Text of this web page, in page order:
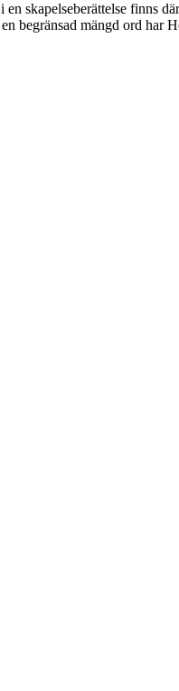
skapelseberättelse finns
begränsad mängd ord har